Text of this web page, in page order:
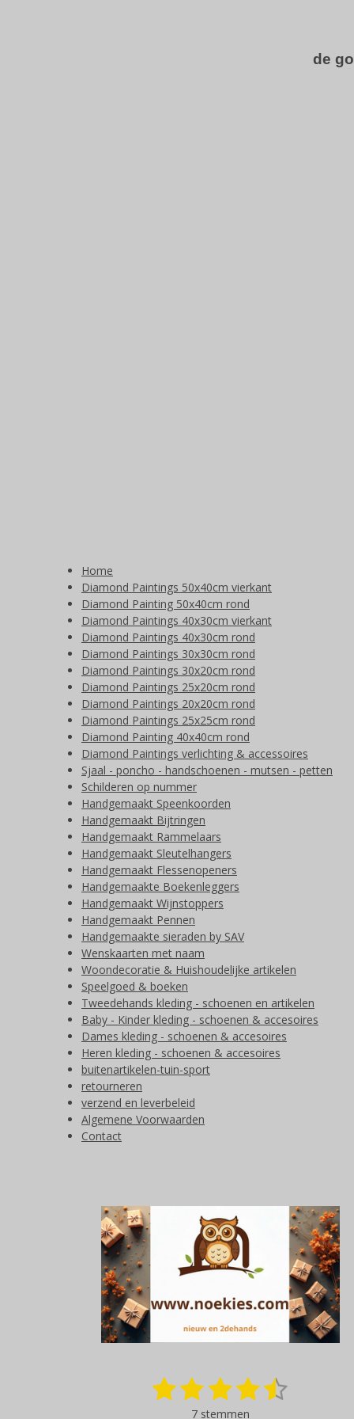
de
Home
Diamond Paintings 50x40cm vierkant
Diamond Painting 50x40cm rond
Diamond Paintings 40x30cm vierkant
Diamond Paintings 40x30cm rond
Diamond Paintings 30x30cm rond
Diamond Paintings 30x20cm rond
Diamond Paintings 25x20cm rond
Diamond Paintings 20x20cm rond
Diamond Paintings 25x25cm rond
Diamond Painting 40x40cm rond
Diamond Paintings verlichting & accessoires
Sjaal - poncho - handschoenen - mutsen - petten
Schilderen op nummer
Handgemaakt Speenkoorden
Handgemaakt Bijtringen
Handgemaakt Rammelaars
Handgemaakt Sleutelhangers
Handgemaakt Flessenopeners
Handgemaakte Boekenleggers
Handgemaakt Wijnstoppers
Handgemaakt Pennen
Handgemaakte sieraden by SAV
Wenskaarten met naam
Woondecoratie & Huishoudelijke artikelen
Speelgoed & boeken
Tweedehands kleding - schoenen en artikelen
Baby - Kinder kleding - schoenen & accesoires
Dames kleding - schoenen & accesoires
Heren kleding - schoenen & accesoires
buitenartikelen-tuin-sport
retourneren
verzend en leverbeleid
Algemene Voorwaarden
Contact
1 2 3 4 5
7 stemmen